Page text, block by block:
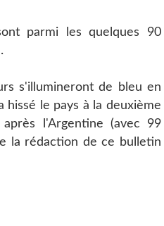
parmi les quelques 90
s'illumineront de bleu en
le pays à la deuxième
l'Argentine (avec 99
la rédaction de ce bulletin